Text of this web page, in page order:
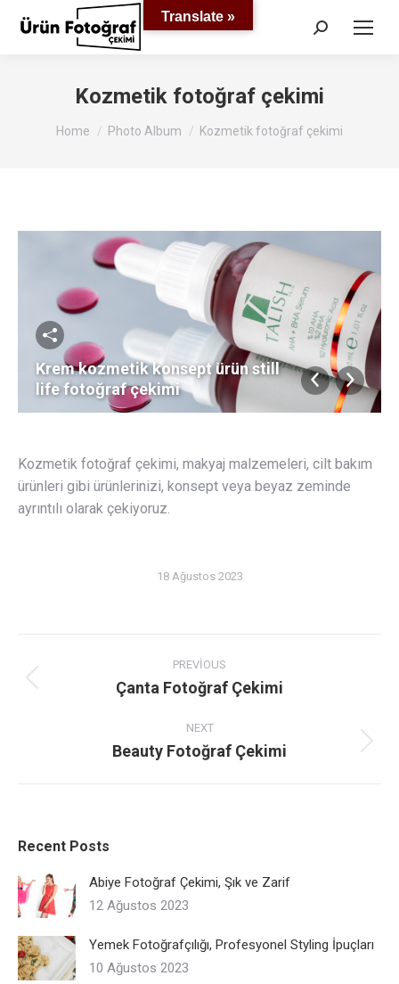
Search:
Kozmetik fotoğraf çekimi
You are here:
Home Photo Album Kozmetik fotoğraf çekimi
Krem kozmetik konsept ürün still
life fotoğraf çekimi
Kozmetik fotoğraf çekimi, makyaj malzemeleri, cilt bakım
ürünleri gibi ürünlerinizi, konsept veya beyaz zeminde
ayrıntılı olarak çekiyoruz.
18 Ağustos 2023
navigation
PREVIOUS
Previous
Çanta Fotoğraf Çekimi
NEXT
Next
Beauty Fotoğraf Çekimi
Recent Posts
Abiye Fotoğraf Çekimi, Şık ve Zarif
12 Ağustos 2023
Yemek Fotoğrafçılığı, Profesyonel Styling İpuçları
10 Ağustos 2023
Translate »